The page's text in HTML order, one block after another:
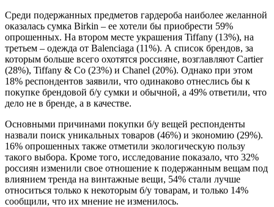
Среди подержанных предметов гардероба наиболее желанной
оказалась сумка Birkin – ее хотели бы приобрести 59%
опрошенных. На втором месте украшения Tiffany (13%), на
третьем – одежда от Balenciaga (11%). А список брендов, за
которым больше всего охотятся россияне, возглавляют Cartier
(28%), Tiffany & Co (23%) и Chanel (20%). Однако при этом
18% респондентов заявили, что одинаково отнеслись бы к
покупке брендовой б/у сумки и обычной, а 49% ответили, что
дело не в бренде, а в качестве.
Основными причинами покупки б/у вещей респонденты
назвали поиск уникальных товаров (46%) и экономию (29%).
16% опрошенных также отметили экологическую пользу
такого выбора. Кроме того, исследование показало, что 32%
россиян изменили свое отношение к подержанным вещам под
влиянием тренда на винтажные вещи, 54% стали лучше
относиться только к некоторым б/у товарам, и только 14%
сообщили, что их мнение не изменилось.